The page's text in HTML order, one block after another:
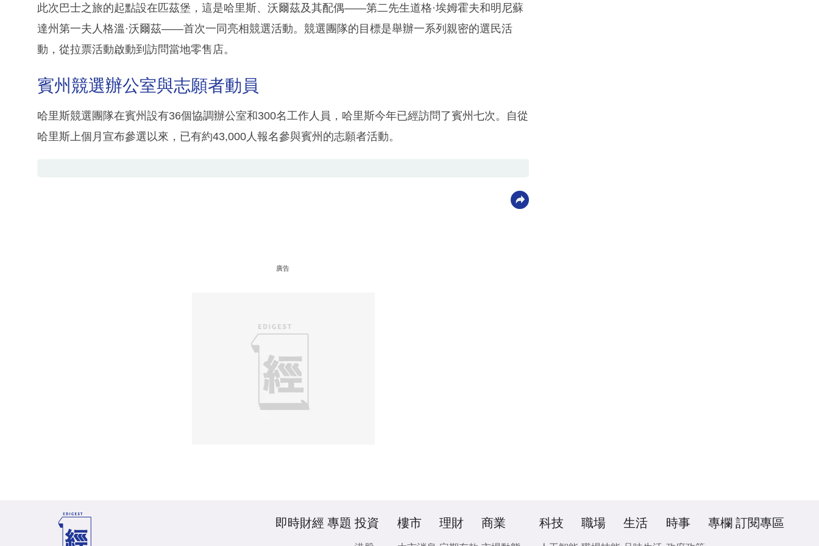
此次巴士之旅的起點設在匹茲堡，這是哈里斯、沃爾茲及其配偶——第二先生道格·埃姆霍夫和明尼蘇
達州第一夫人格溫·沃爾茲——首次一同亮相競選活動。競選團隊的目標是舉辦一系列親密的選民活
動，從拉票活動啟動到訪問當地零售店。
賓州競選辦公室與志願者動員
哈里斯競選團隊在賓州設有36個協調辦公室和300名工作人員，哈里斯今年已經訪問了賓州七次。自從
哈里斯上個月宣布參選以來，已有約43,000人報名參與賓州的志願者活動。
廣告
即時財經 專題 投資 樓市 理財 商業 科技 職場 生活 時事 專欄 訂閱專區